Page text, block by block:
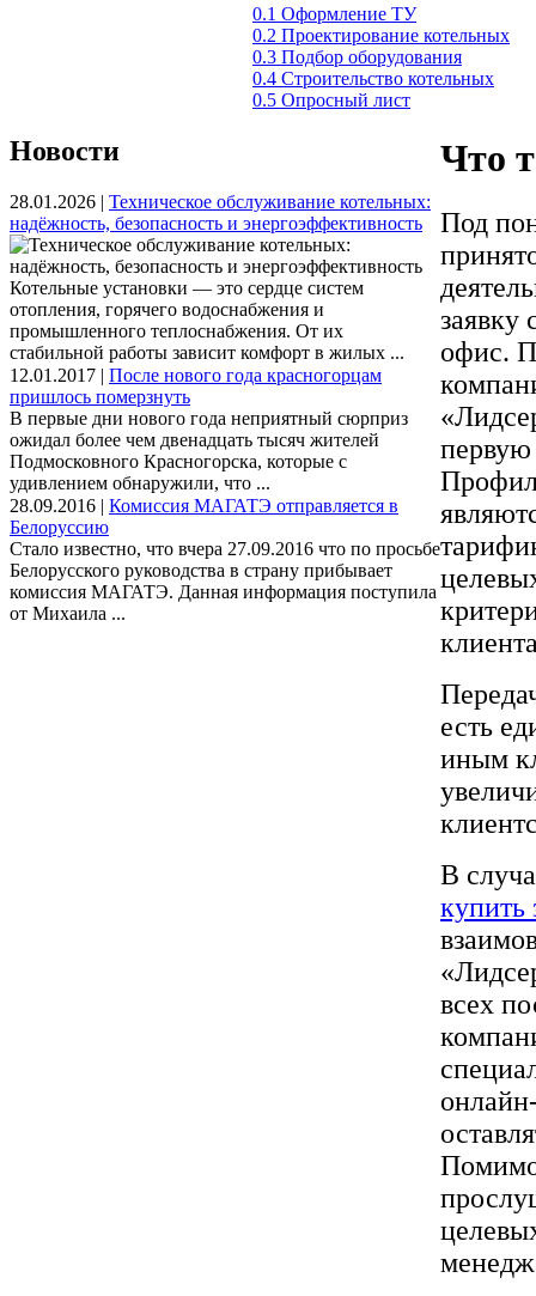
0.1 Оформление ТУ
0.2 Проектирование котельных
0.3 Подбор оборудования
0.4 Строительство котельных
0.5 Опросный лист
Новости
28.01.2026 | Техническое обслуживание котельных:
надёжность, безопасность и энергоэффективность
Котельные установки — это сердце систем
отопления, горячего водоснабжения и
промышленного теплоснабжения. От их
стабильной работы зависит комфорт в жилых ...
12.01.2017 | После нового года красногорцам
пришлось померзнуть
В первые дни нового года неприятный сюрприз
ожидал более чем двенадцать тысяч жителей
Подмосковного Красногорска, которые с
удивлением обнаружили, что ...
28.09.2016 | Комиссия МАГАТЭ отправляется в
Белоруссию
Стало известно, что вчера 27.09.2016 что по просьбе
Белорусского руководства в страну прибывает
комиссия МАГАТЭ. Данная информация поступила
от Михаила ...
Что
Под
заявку
офис.
первую
есть
иным
В
купить
всех
Помимо